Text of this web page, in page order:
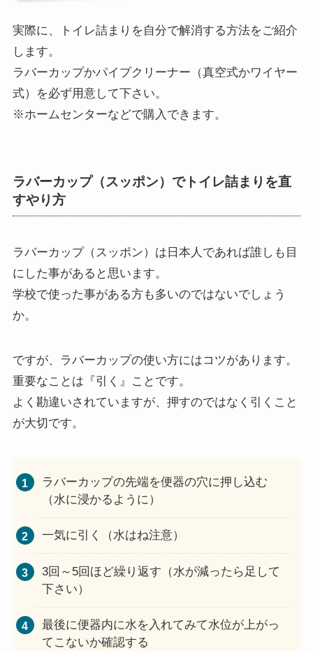
実際に、トイレ詰まりを自分で解消する方法をご紹介
します。
ラバーカップかパイプクリーナー（真空式かワイヤー
式）を必ず用意して下さい。
※ホームセンターなどで購入できます。
ラバーカップ（スッポン）でトイレ詰まりを直
すやり方
ラバーカップ（スッポン）は日本人であれば誰しも目
にした事があると思います。
学校で使った事がある方も多いのではないでしょう
か。
ですが、ラバーカップの使い方にはコツがあります。
重要なことは『引く』ことです。
よく勘違いされていますが、押すのではなく引くこと
が大切です。
ラバーカップの先端を便器の穴に押し込む
（水に浸かるように）
一気に引く（水はね注意）
3回～5回ほど繰り返す（水が減ったら足して
下さい）
最後に便器内に水を入れてみて水位が上がっ
てこないか確認する